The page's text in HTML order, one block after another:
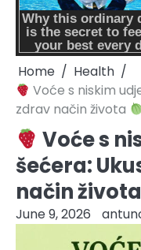
Home
Health
Voće s niskim
zdrav način života
Voće s
šećera:
način života
June 9, 2026